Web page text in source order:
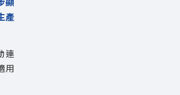
產
連
用